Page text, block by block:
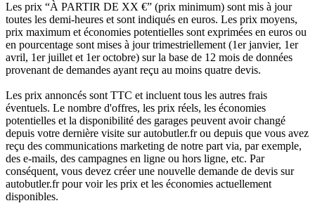
Les prix “À PARTIR DE XX €” (prix minimum) sont mis à jour
toutes les demi-heures et sont indiqués en euros. Les prix moyens,
prix maximum et économies potentielles sont exprimées en euros ou
en pourcentage sont mises à jour trimestriellement (1er janvier, 1er
avril, 1er juillet et 1er octobre) sur la base de 12 mois de données
provenant de demandes ayant reçu au moins quatre devis.
Les prix annoncés sont TTC et incluent tous les autres frais
éventuels. Le nombre d'offres, les prix réels, les économies
potentielles et la disponibilité des garages peuvent avoir changé
depuis votre dernière visite sur autobutler.fr ou depuis que vous avez
reçu des communications marketing de notre part via, par exemple,
des e-mails, des campagnes en ligne ou hors ligne, etc. Par
conséquent, vous devez créer une nouvelle demande de devis sur
autobutler.fr pour voir les prix et les économies actuellement
disponibles.